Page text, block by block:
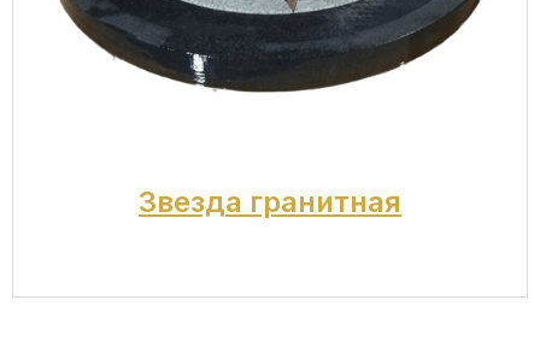
Звезда гранитная